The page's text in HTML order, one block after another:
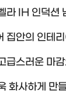
라 IH 인덕션
집안의 인테
급스러운 마
화사하게 만